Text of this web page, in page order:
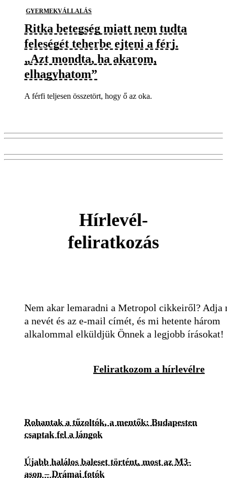
GYERMEKVÁLLALÁS
Ritka betegség miatt nem tudta
feleségét teherbe ejteni a férj.
„Azt mondta, ha akarom,
elhagyhatom”
A férfi teljesen összetört, hogy ő az oka.
Hírlevél-
feliratkozás
Nem akar lemaradni a Metropol cikkeiről? Adja
a nevét és az e-mail címét, és mi hetente három
alkalommal elküldjük Önnek a legjobb írásokat!
Feliratkozom a hírlevélre
Rohantak a tűzoltók, a mentők: Budapesten
csaptak fel a lángok
Újabb halálos baleset történt, most az M3-
ason – Drámai fotók